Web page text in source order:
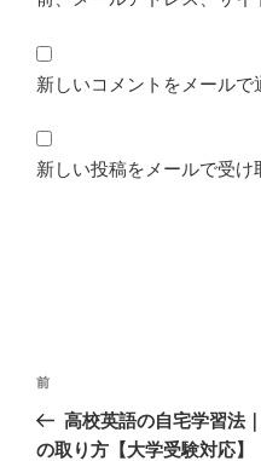
新しいコメントをメールで
新しい投稿をメールで受け
投
ナ
前
の
投
前
高校英語の自宅学習法
の取り方【大学受験対応】